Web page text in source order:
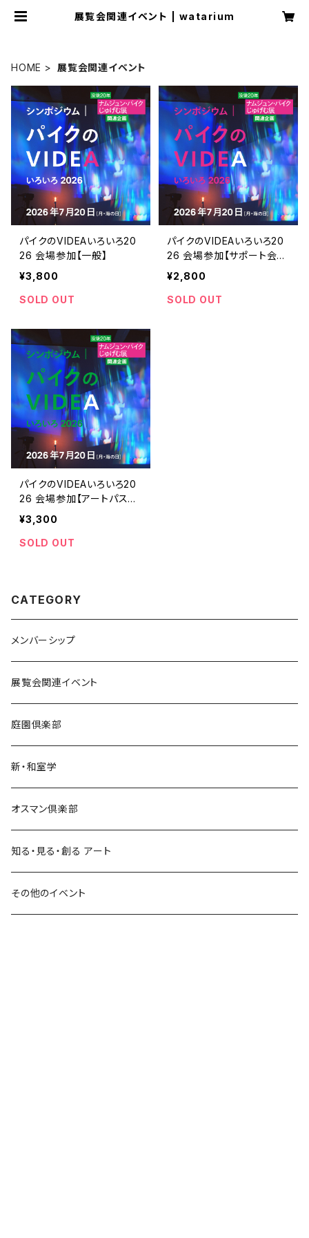
展覧会関連イベント | watarium
HOME 展覧会関連イベント
パイクのVIDEAいろいろ20
26 会場参加【一般】
¥3,800
SOLD OUT
パイクのVIDEAいろいろ20
26 会場参加【サポート会
員】
¥2,800
SOLD OUT
パイクのVIDEAいろいろ20
26 会場参加【アートパス会
員】
¥3,300
SOLD OUT
CATEGORY
メンバーシップ
展覧会関連イベント
庭園倶楽部
新・和室学
オスマン倶楽部
知る・見る・創る アート
その他のイベント